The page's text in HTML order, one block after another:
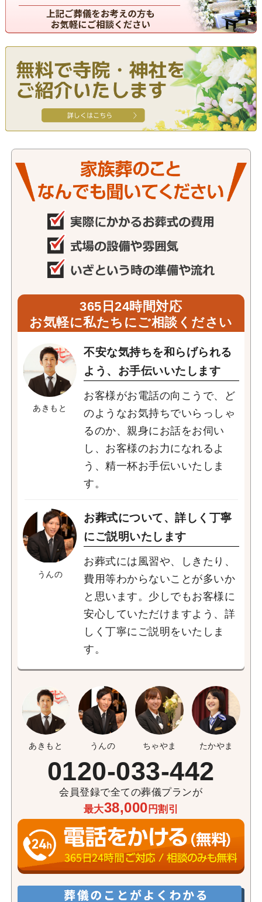
365日24時間対応
お気軽に私たちにご相談ください
あきもと
不安な気持ちを和らげられる
よう、お手伝いいたします
お客様がお電話の向こうで、ど
のようなお気持ちでいらっしゃ
るのか、親身にお話をお伺い
し、お客様のお力になれるよ
う、精一杯お手伝いいたしま
す。
うんの
お葬式について、詳しく丁寧
にご説明いたします
お葬式には風習や、しきたり、
費用等わからないことが多いか
と思います。少しでもお客様に
安心していただけますよう、詳
しく丁寧にご説明をいたしま
す。
あきもと うんの ちゃやま たかやま
0120-033-442
会員登録で全ての葬儀プランが
最大38,000 円割引